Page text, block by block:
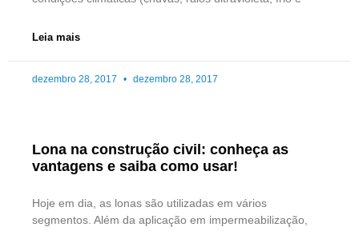
Leia mais
dezembro 28, 2017 dezembro 28, 2017
Lona na construção civil: conheça as
vantagens e saiba como usar!
Hoje em dia, as lonas são utilizadas em vários
segmentos. Além da aplicação em impermeabilização,